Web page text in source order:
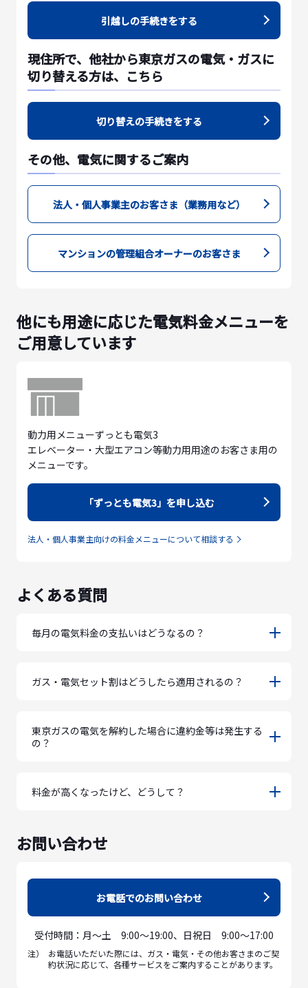
引越しの手続きをする
現住所で、他社から東京ガスの電気・ガスに
切り替える方は、こちら
切り替えの手続きをする
その他、電気に関するご案内
法人・個人事業主のお客さま（業務用など）
マンションの管理組合オーナーのお客さま
他にも用途に応じた電気料金メニューを
ご用意しています
動力用メニューずっとも電気3
エレベーター・大型エアコン等動力用用途のお客さま用の
メニューです。
「ずっとも電気3」を申し込む
法人・個人事業主向けの料金メニューについて相談する
よくある質問
毎月の電気料金の支払いはどうなるの？
ガス・電気セット割はどうしたら適用されるの？
東京ガスの電気を解約した場合に違約金等は発生する
の？
料金が高くなったけど、どうして？
お問い合わせ
お電話でのお問い合わせ
受付時間：月〜土 9:00〜19:00、日祝日 9:00〜17:00
注）
お電話いただいた際には、ガス・電気・その他お客さまのご契
約状況に応じて、各種サービスをご案内することがあります。